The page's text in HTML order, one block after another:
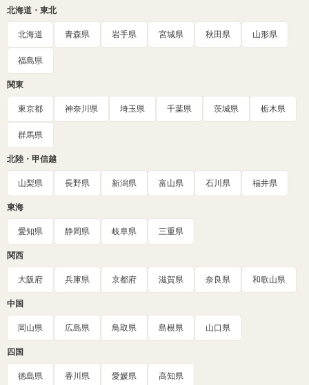
北海道・東北
北海道 青森県 岩手県 宮城県 秋田県 山形県
福島県
関東
東京都 神奈川県 埼玉県 千葉県 茨城県 栃木県
群馬県
北陸・甲信越
山梨県 長野県 新潟県 富山県 石川県 福井県
東海
愛知県 静岡県 岐阜県 三重県
関西
大阪府 兵庫県 京都府 滋賀県 奈良県 和歌山県
中国
岡山県 広島県 鳥取県 島根県 山口県
四国
徳島県 香川県 愛媛県 高知県